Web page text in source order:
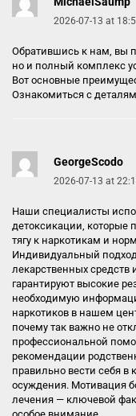
2026-07-13 at
Обратившись к нам, вы
но и полный комплекс
Вот основные
Ознакомиться с
GeorgeScodo
2026-07-13 at
Наши специалисты
детоксикации, которые
тягу к наркотикам и
Индивидуальный
лекарственных средств
гарантируют высокие
необходимую
наркотиков в нашем
почему так важно не
профессиональной
рекомендации
правильно вести себя в
осуждения. Мотивация
лечения — ключевой